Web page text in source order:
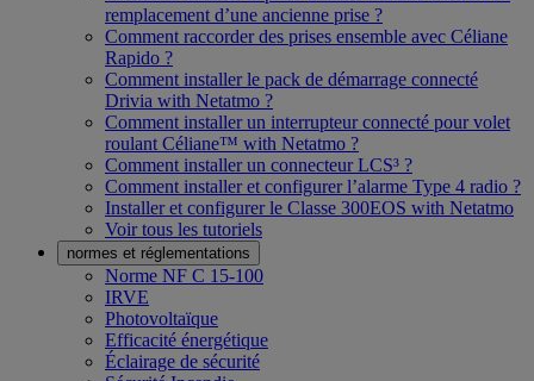
remplacement d’une ancienne prise ?
Comment raccorder des prises ensemble avec Céliane
Rapido ?
Comment installer le pack de démarrage connecté
Drivia with Netatmo ?
Comment installer un interrupteur connecté pour volet
roulant Céliane™ with Netatmo ?
Comment installer un connecteur LCS³ ?
Comment installer et configurer l’alarme Type 4 radio ?
Installer et configurer le Classe 300EOS with Netatmo
Voir tous les tutoriels
normes et réglementations
Norme NF C 15-100
IRVE
Photovoltaïque
Efficacité énergétique
Éclairage de sécurité